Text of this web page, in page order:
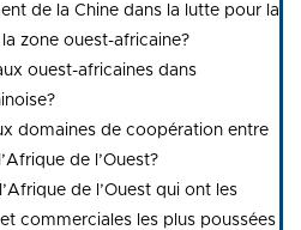
de la Chine dans la lutte pour la
zone ouest-africaine?
ouest-africaines dans
domaines de coopération entre
de l’Ouest?
de l’Ouest qui ont les
commerciales les plus poussées